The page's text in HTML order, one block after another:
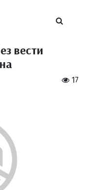
вести
17